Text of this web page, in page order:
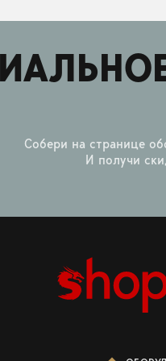
Собери на странице
И получи